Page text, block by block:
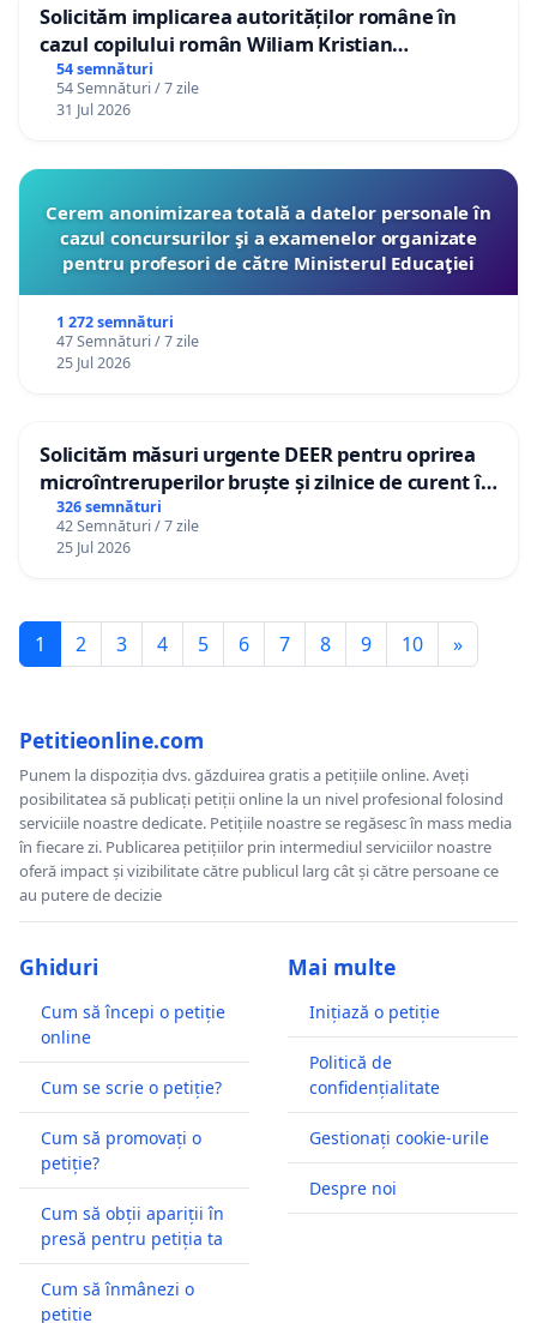
Solicităm implicarea autorităților române în
cazul copilului român Wiliam Kristian
Gheorghe, aflat în plasament în Danemarca de
12 ani
54 semnături
54 Semnături / 7 zile
31 Jul 2026
Cerem anonimizarea totală a datelor personale în
cazul concursurilor şi a examenelor organizate
pentru profesori de către Ministerul Educaţiei
1 272 semnături
47 Semnături / 7 zile
25 Jul 2026
Solicităm măsuri urgente DEER pentru oprirea
microîntreruperilor bruște și zilnice de curent în
Sâncraiu de Mureș și Nazna
326 semnături
42 Semnături / 7 zile
25 Jul 2026
1 2 3 4 5 6 7 8 9 10 »
Petitieonline.com
Punem la dispoziția dvs. găzduirea gratis a petițiile online. Aveți
posibilitatea să publicați petiții online la un nivel profesional folosind
serviciile noastre dedicate. Petițiile noastre se regăsesc în mass media
în fiecare zi. Publicarea petițiilor prin intermediul serviciilor noastre
oferă impact și vizibilitate către publicul larg cât și către persoane ce
au putere de decizie
Ghiduri
Cum să începi o petiție
online
Cum se scrie o petiție?
Cum să promovați o
petiție?
Cum să obții apariții în
presă pentru petiția ta
Cum să înmânezi o
petiție
Mai multe
Inițiază o petiție
Politică de
confidențialitate
Gestionați cookie-urile
Despre noi